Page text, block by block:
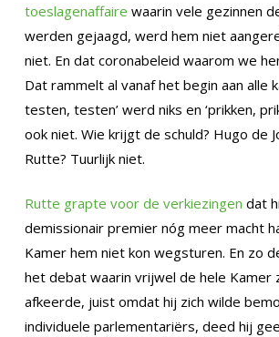
toeslagenaffaire waarin vele gezinnen
werden gejaagd, werd hem niet
niet. En dat coronabeleid waarom we
Dat rammelt al vanaf het begin aan alle
testen, testen’ werd niks en ‘prikken,
ook niet. Wie krijgt de schuld? Hugo de
Rutte? Tuurlijk niet.
Rutte grapte voor de verkiezingen dat
demissionair premier nóg meer macht
Kamer hem niet kon wegsturen. En zo
het debat waarin vrijwel de hele Kamer
afkeerde, juist omdat hij zich wilde
individuele parlementariërs, deed hij